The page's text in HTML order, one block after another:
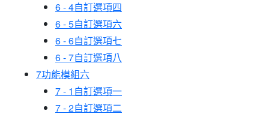
6 - 4自訂選項四
6 - 5自訂選項六
6 - 6自訂選項七
6 - 7自訂選項八
7功能模組六
7 - 1 自訂選項一
7 - 2自訂選項二